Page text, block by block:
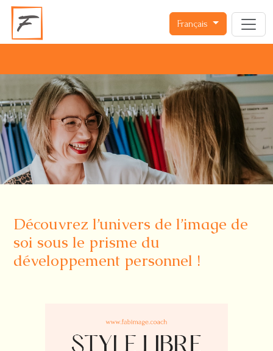
Français
Découvrez l’univers de l’image de
soi sous le prisme du
développement personnel !